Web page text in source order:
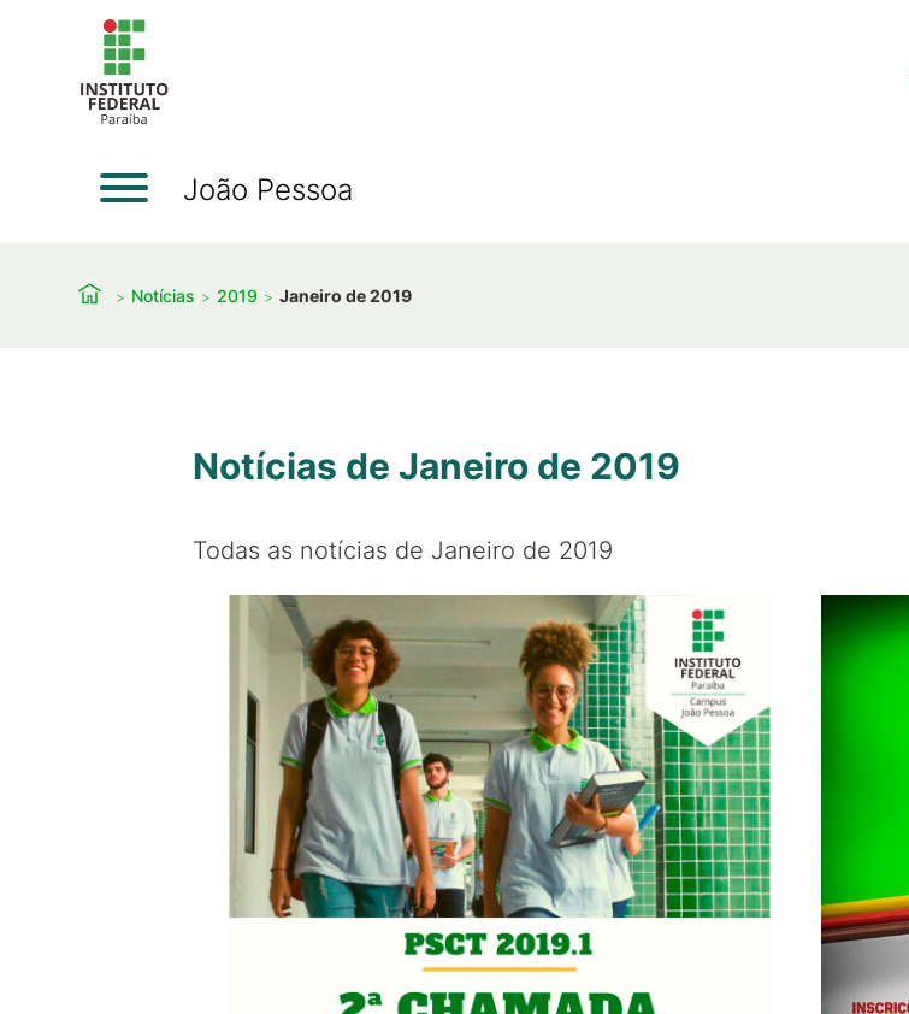
João Pessoa
Notícias 2019 Janeiro de 2019
Notícias de Janeiro de 2019
Todas as notícias de Janeiro de 2019